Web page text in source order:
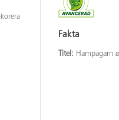
Fakta
Titel: Hampagarn